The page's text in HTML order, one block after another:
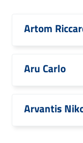
Artom
Aru Carlo
Arvantis